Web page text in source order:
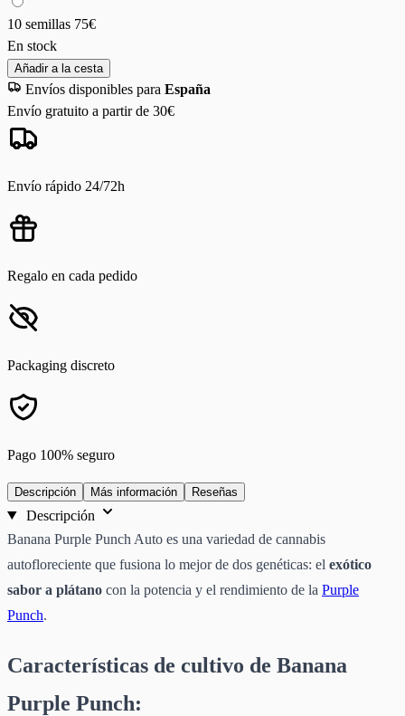
10 semillas 75€
En stock
Añadir a la cesta
Envíos disponibles para España
Envío gratuito a partir de 30€
Envío rápido 24/72h
Regalo en cada pedido
Packaging discreto
Pago 100% seguro
Descripción Más información Reseñas
Descripción
Banana Purple Punch Auto es una variedad de cannabis
autofloreciente que fusiona lo mejor de dos genéticas: el exótico
sabor a plátano con la potencia y el rendimiento de la Purple
Punch.
Características de cultivo de Banana
Purple Punch: